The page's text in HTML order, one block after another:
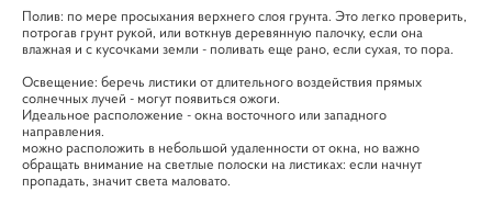
Полив: по мере просыхания верхнего слоя грунта. Это легко проверить,
потрогав грунт рукой, или воткнув деревянную палочку, если она
влажная и с кусочками земли - поливать еще рано, если сухая, то пора.
Освещение: беречь листики от длительного воздействия прямых
солнечных лучей - могут появиться ожоги.
Идеальное расположение - окна восточного или западного
направления.
можно расположить в небольшой удаленности от окна, но важно
обращать внимание на светлые полоски на листиках: если начнут
пропадать, значит света маловато.